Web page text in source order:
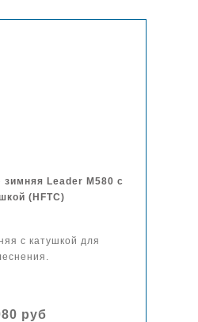
зимняя Leader M580 с
(HFTC)
с катушкой для
руб